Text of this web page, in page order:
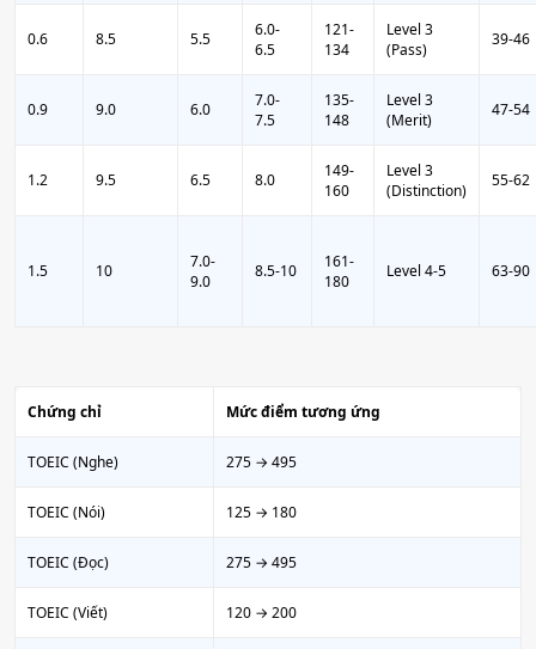
0.6 8.5 5.5
6.0-
6.5
121-
134
Level 3
(Pass)
39-46
0.9 9.0 6.0
7.0-
7.5
135-
148
Level 3
(Merit)
47-54
1.2 9.5 6.5 8.0
149-
160
Level 3
(Distinction)
55-62
1.5 10
7.0-
9.0
8.5-10
161-
180
Level 4-5 63-90
Chứng chỉ Mức điểm tương ứng
TOEIC (Nghe) 275 → 495
TOEIC (Nói) 125 → 180
TOEIC (Đọc) 275 → 495
TOEIC (Viết) 120 → 200